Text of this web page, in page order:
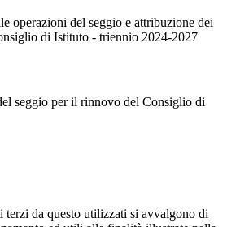
operazioni del seggio e attribuzione dei
di Istituto - triennio 2024-2027
seggio per il rinnovo del Consiglio di
terzi da questo utilizzati si avvalgono di